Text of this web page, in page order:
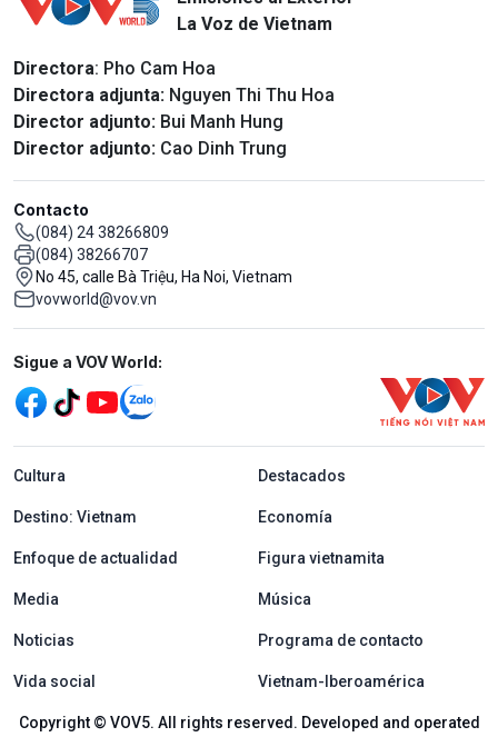
La Voz de Vietnam
Directora: Pho Cam Hoa
Directora adjunta: Nguyen Thi Thu Hoa
Director adjunto: Bui Manh Hung
Director adjunto: Cao Dinh Trung
Contacto
(084) 24 38266809
(084) 38266707
No 45, calle Bà Triệu, Ha Noi, Vietnam
vovworld@vov.vn
Mạng xã hội
Sigue a VOV World:
menu footer tiếng Tây ban nha
Cultura Destacados
Destino: Vietnam Economía
Enfoque de actualidad Figura vietnamita
Media Música
Noticias Programa de contacto
Vida social Vietnam-Iberoamérica
Copyright © VOV5. All rights reserved. Developed and operated